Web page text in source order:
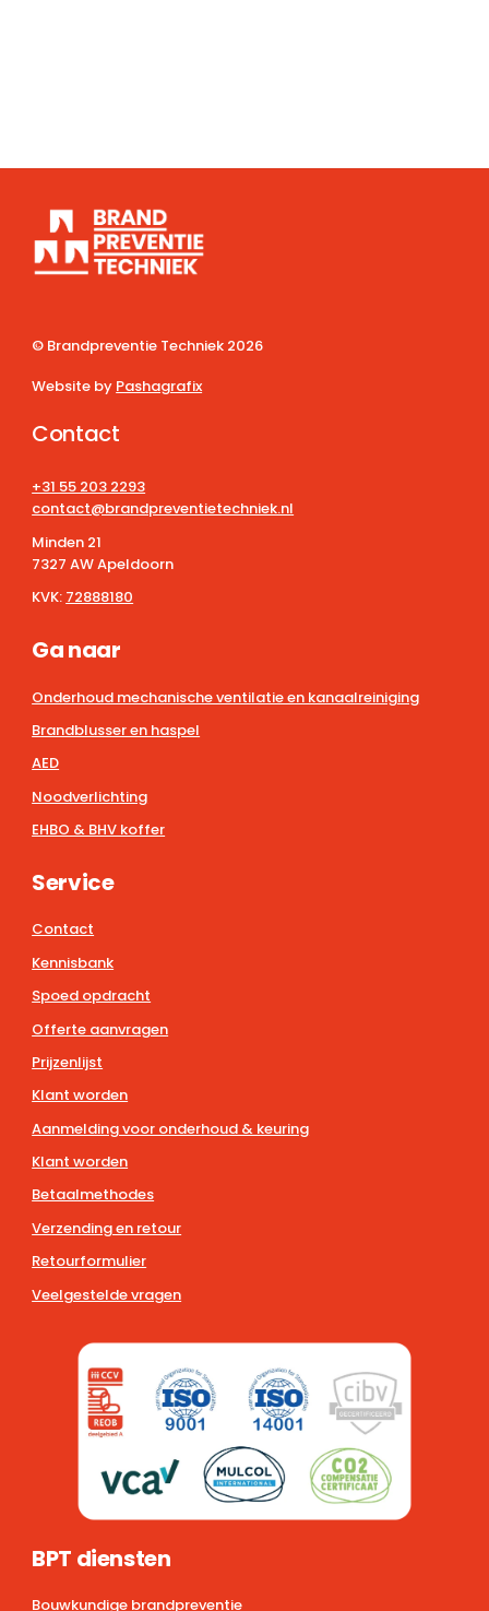
© Brandpreventie Techniek 2026
Website by Pashagrafix
Contact
+31 55 203 2293
contact@brandpreventietechniek.nl
Minden 21
7327 AW Apeldoorn
KVK: 72888180
Ga naar
Onderhoud mechanische ventilatie en kanaalreiniging
Brandblusser en haspel
AED
Noodverlichting
EHBO & BHV koffer
Service
Contact
Kennisbank
Spoed opdracht
Offerte aanvragen
Prijzenlijst
Klant worden
Aanmelding voor onderhoud & keuring
Klant worden
Betaalmethodes
Verzending en retour
Retourformulier
Veelgestelde vragen
BPT diensten
Bouwkundige brandpreventie